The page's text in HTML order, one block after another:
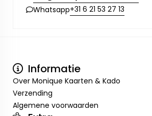
Whatsapp+31 6 21 53 27 13
Informatie
Over Monique Kaarten & Kado
Verzending
Algemene voorwaarden